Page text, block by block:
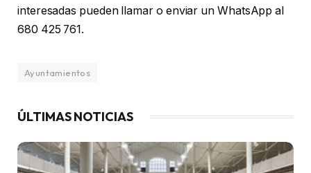
interesadas pueden llamar o enviar un WhatsApp al
680 425 761.
Ayuntamientos
ÚLTIMAS NOTICIAS